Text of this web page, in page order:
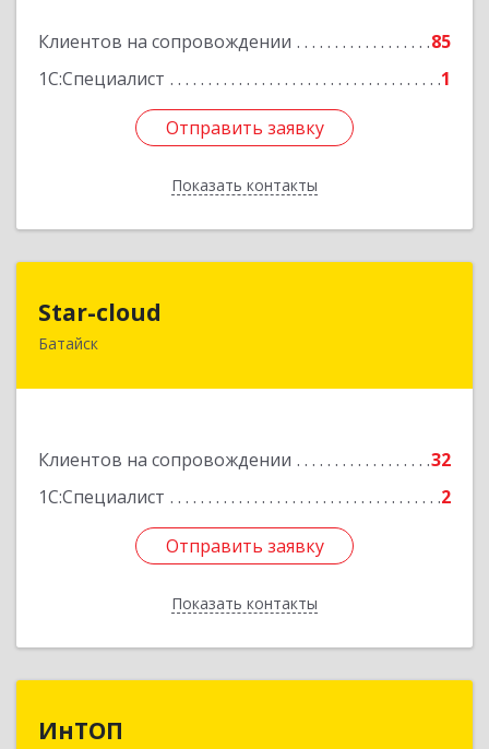
Клиентов на сопровождении
85
1С:Специалист
1
Отправить заявку
Показать контакты
Отправить заявку
Назад
Star-cloud
Батайск
Клиентов на сопровождении
32
1С:Специалист
2
Отправить заявку
Показать контакты
346880, Ростовская обл, Батайск г, Фермерская
Отправить заявку
Назад
ИнТОП